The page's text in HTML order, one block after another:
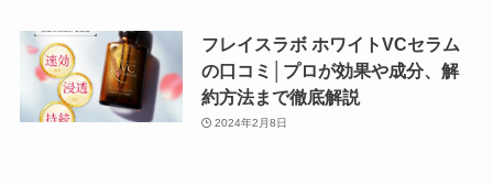
フレイスラボ ホワイトVCセラム
の口コミ│プロが効果や成分、解
約方法まで徹底解説
2024年2月8日